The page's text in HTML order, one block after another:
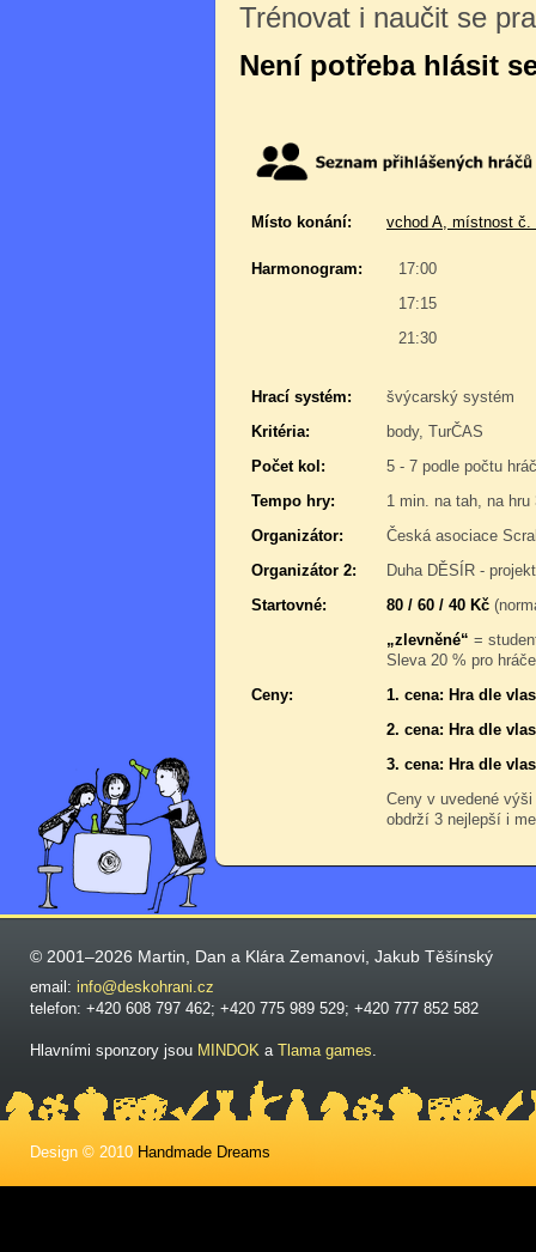
Trénovat i naučit se
Není potřeba hlásit
Místo konání: vchod A, místnost č.
Harmonogram:
17:00
17:15
21:30
Hrací systém:
švýcarský systém
Kritéria:
body, TurČAS
Počet kol:
5 - 7 podle počtu
Tempo hry:
1 min. na tah, na
Organizátor:
Česká asociace
Organizátor 2:
Duha DĚSÍR -
Startovné:
80 / 60 / 40 Kč
„zlevněné“ =
Sleva 20 % pro
Ceny:
1. cena: Hra dle
2. cena: Hra dle
3. cena: Hra dle
Ceny v uvedené
obdrží 3 nejlepší i
© 2001–2026 Martin, Dan a Klára Zemanovi, Jakub Těšínský
email: info@deskohrani.cz
telefon: +420 608 797 462; +420 775 989 529; +420 777 852 582
Hlavními sponzory jsou MINDOK a Tlama games.
Design © 2010 Handmade Dreams